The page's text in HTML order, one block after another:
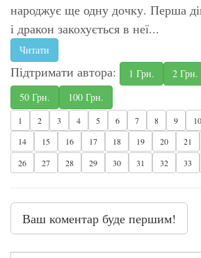
народжує ще одну дочку. Перша
і дракон закохується в неї...
Читати
Підтримати автора: 1 Грн. 2 Грн.
50 Грн.
100 Грн.
1 2 3 4 5 6 7 8 9 10
14
15 16 17 18 19 20 21
26
27 28 29 30 31 32 33
Ваш коментар буде першим!